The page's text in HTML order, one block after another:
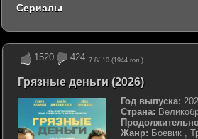
1520 424 7.8/ 10 (1944 гол.)
Грязные деньги (2026)
Год выпуска:
Страна:
Жанр: Боевик ,
Сериалы